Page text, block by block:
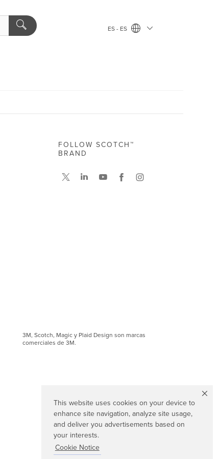
This website uses cookies on your device to
enhance site navigation, analyze site usage,
and deliver you advertisements based on
your interests.
Cookie Notice
ES - ES
FOLLOW SCOTCH™
BRAND
3M, Scotch, Magic y Plaid Design son marcas
comerciales de 3M.